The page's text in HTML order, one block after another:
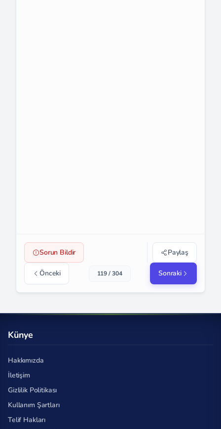
Sorun Bildir Paylaş
Önceki 119 / 304 Sonraki
Künye
Hakkımızda
İletişim
Gizlilik Politikası
Kullanım Şartları
Telif Hakları